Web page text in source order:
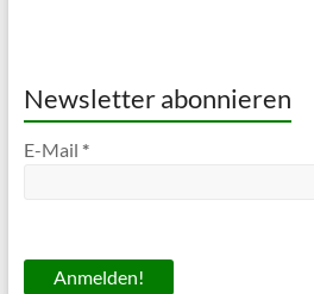
Newsletter abonnieren
E-Mail *